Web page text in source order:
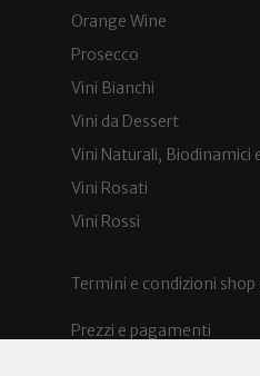
Orange Wine
Prosecco
Vini Bianchi
Vini da Dessert
Vini Naturali, Biodinamici
Vini Rosati
Vini Rossi
Termini e condizioni shop
Prezzi e pagamenti